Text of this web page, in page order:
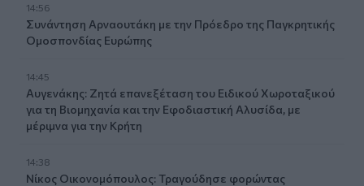
14:56
Συνάντηση Αρναουτάκη με την Πρόεδρο της Παγκρητικής
Ομοσπονδίας Ευρώπης
14:45
Αυγενάκης: Ζητά επανεξέταση του Ειδικού Χωροταξικού
για τη Βιομηχανία και την Εφοδιαστική Αλυσίδα, με
μέριμνα για την Κρήτη
14:38
Νίκος Οικονομόπουλος: Τραγούδησε φορώντας